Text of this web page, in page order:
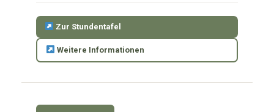
Zur Stundentafel
Weitere Informationen